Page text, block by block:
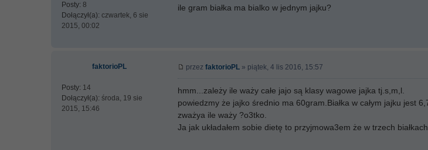
Posty: 8
Dołączył(a): czwartek, 6 sie
2015, 00:02
ile gram białka ma bialko w jednym jajku?
faktorioPL
Posty: 14
Dołączył(a): środa, 19 sie
2015, 15:46
przez faktorioPL » piątek, 4 lis 2016, 15:57
hmm...zależy ile waży całe jajo są klasy wagowe jajka tj.s,m,l.
powiedzmy że jajko średnio ma 60gram.Białka w całym jajku jest
zważya ile waży ?o3tko.
Ja jak układałem sobie dietę to przyjmowa3em że w trzech